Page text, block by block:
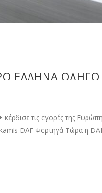
ΈΛΛΗΝΑ ΟΔΗΓΌ
τις αγορές της
DAF Φορτηγά Τώρα η